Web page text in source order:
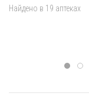
Найдено в 19 аптеках